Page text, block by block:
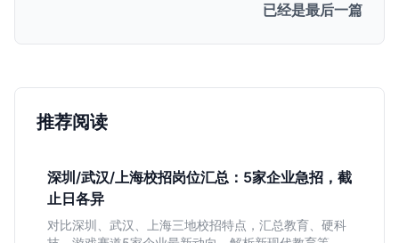
已经是最后一篇
推荐阅读
深圳/武汉/上海校招岗位汇总：5家企业急招，截
止日各异
对比深圳、武汉、上海三地校招特点，汇总教育、硬科